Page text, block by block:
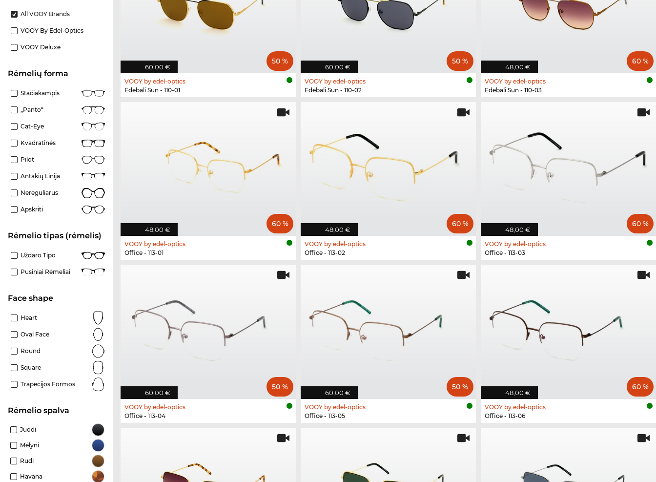
All VOOY Brands
VOOY By Edel-Optics
VOOY Deluxe
Rėmelių forma
Stačiakampis
„Panto“
Cat-Eye
Kvadratinės
Pilot
Antakių Linija
Nereguliarus
Apskriti
Rėmelio tipas (rėmelis)
Uždaro Tipo
Pusiniai Rėmeliai
Face shape
Heart
Oval Face
Round
Square
Trapecijos Formos
Rėmelio spalva
Juodi
Mėlyni
Rudi
Havana
60,00 €
50 %
VOOY by edel-optics
Edebali Sun - 110-01
60,00 €
50 %
VOOY by edel-optics
Edebali Sun - 110-02
48,00 €
60 %
VOOY by edel-optics
Edebali Sun - 110-03
48,00 €
60 %
VOOY by edel-optics
Office - 113-01
48,00 €
60 %
VOOY by edel-optics
Office - 113-02
48,00 €
60 %
VOOY by edel-optics
Office - 113-03
60,00 €
50 %
VOOY by edel-optics
Office - 113-04
60,00 €
50 %
VOOY by edel-optics
Office - 113-05
48,00 €
60 %
VOOY by edel-optics
Office - 113-06